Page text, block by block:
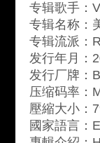
专辑歌手：
专辑名称：
专辑流派：
发行年月：
发行厂牌：
压缩码率：
壓縮大小：
國家語言：